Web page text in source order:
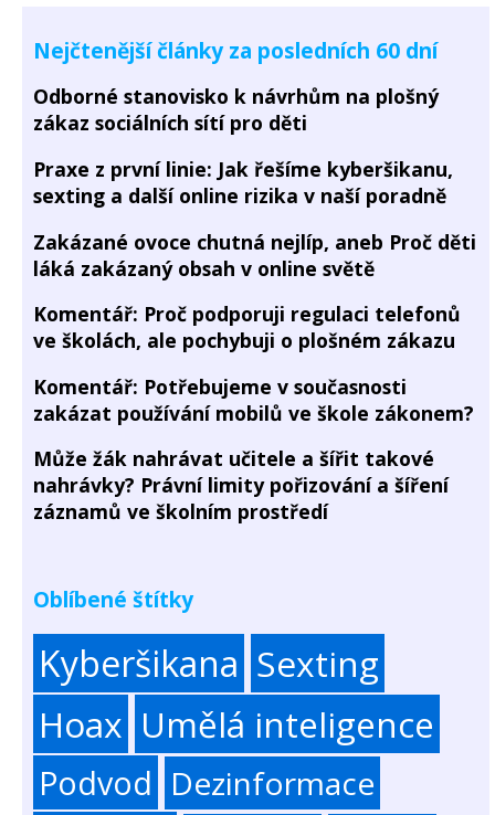
Nejčtenější články za posledních 60 dní
Odborné stanovisko k návrhům na plošný
zákaz sociálních sítí pro děti
Praxe z první linie: Jak řešíme kyberšikanu,
sexting a další online rizika v naší poradně
Zakázané ovoce chutná nejlíp, aneb Proč děti
láká zakázaný obsah v online světě
Komentář: Proč podporuji regulaci telefonů
ve školách, ale pochybuji o plošném zákazu
Komentář: Potřebujeme v současnosti
zakázat používání mobilů ve škole zákonem?
Může žák nahrávat učitele a šířit takové
nahrávky? Právní limity pořizování a šíření
záznamů ve školním prostředí
Oblíbené štítky
Kyberšikana Sexting
Hoax Umělá inteligence
Podvod Dezinformace